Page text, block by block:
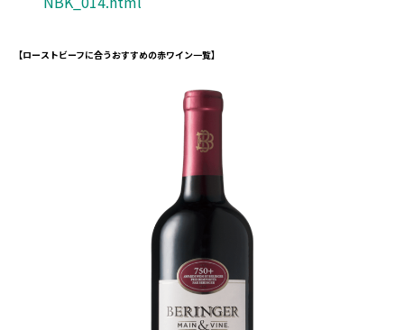
【ローストビーフに合うおすすめの赤ワイン一覧】